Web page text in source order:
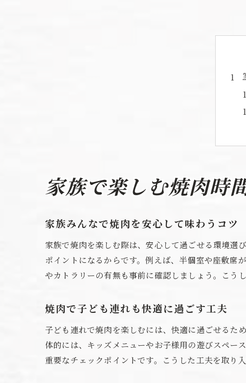
家族で楽しむ焼肉時
家族みんなで焼肉を安心して味わうコツ
家族で焼肉を楽しむ際は、安心して過ごせる環境選
ポイントになるからです。例えば、半個室や座敷席
やカトラリーの有無も事前に確認しましょう。こう
焼肉で子ども連れも快適に過ごす工夫
子ども連れで焼肉を楽しむには、快適に過ごせるた
体的には、キッズメニューやお子様用の遊びスペー
重要なチェックポイントです。こうした工夫を取り